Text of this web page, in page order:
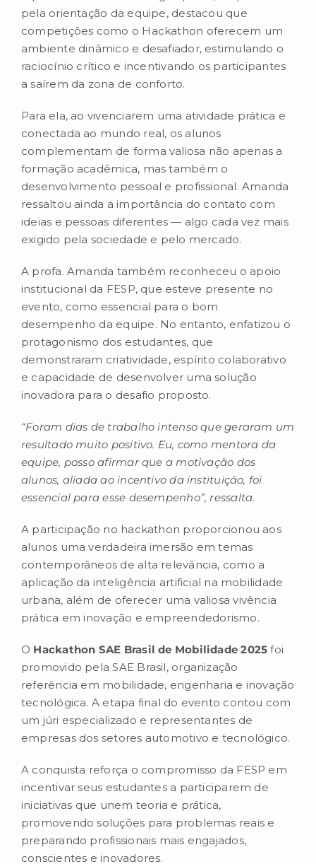
pela orientação da equipe, destacou que
competições como o Hackathon oferecem um
ambiente dinâmico e desafiador, estimulando o
raciocínio crítico e incentivando os participantes
a saírem da zona de conforto.
Para ela, ao vivenciarem uma atividade prática e
conectada ao mundo real, os alunos
complementam de forma valiosa não apenas a
formação acadêmica, mas também o
desenvolvimento pessoal e profissional. Amanda
ressaltou ainda a importância do contato com
ideias e pessoas diferentes — algo cada vez mais
exigido pela sociedade e pelo mercado.
A profa. Amanda também reconheceu o apoio
institucional da FESP, que esteve presente no
evento, como essencial para o bom
desempenho da equipe. No entanto, enfatizou o
protagonismo dos estudantes, que
demonstraram criatividade, espírito colaborativo
e capacidade de desenvolver uma solução
inovadora para o desafio proposto.
“Foram dias de trabalho intenso que geraram um
resultado muito positivo. Eu, como mentora da
equipe, posso afirmar que a motivação dos
alunos, aliada ao incentivo da instituição, foi
essencial para esse desempenho”, ressalta.
A participação no hackathon proporcionou aos
alunos uma verdadeira imersão em temas
contemporâneos de alta relevância, como a
aplicação da inteligência artificial na mobilidade
urbana, além de oferecer uma valiosa vivência
prática em inovação e empreendedorismo.
O Hackathon SAE Brasil de Mobilidade 2025 foi
promovido pela SAE Brasil, organização
referência em mobilidade, engenharia e inovação
tecnológica. A etapa final do evento contou com
um júri especializado e representantes de
empresas dos setores automotivo e tecnológico.
A conquista reforça o compromisso da FESP em
incentivar seus estudantes a participarem de
iniciativas que unem teoria e prática,
promovendo soluções para problemas reais e
preparando profissionais mais engajados,
conscientes e inovadores.